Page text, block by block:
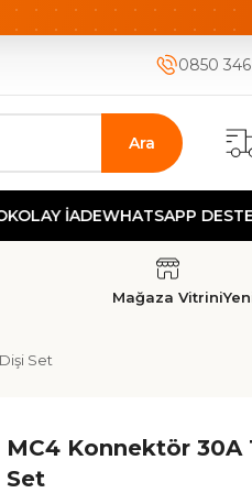
ALIŞVERİŞ-KOLAY İADE
0850
Ara
İADEWHATSAPP DESTEK
Mağaza Vitrini
Set
MC4 Konnektör 30A
Set